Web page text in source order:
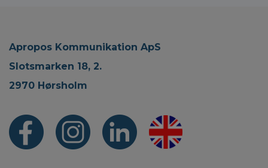
Apropos Kommunikation ApS
Slotsmarken 18, 2.
2970 Hørsholm